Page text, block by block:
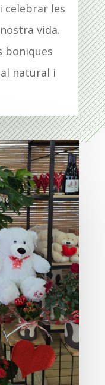
celebrar les
vida.
boniques
natural i